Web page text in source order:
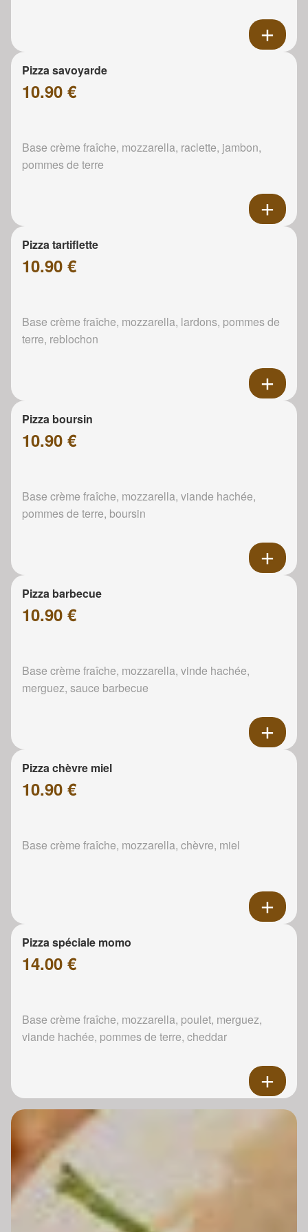
Pizza savoyarde
10.90 €
Base crème fraîche, mozzarella, raclette, jambon,
pommes de terre
Pizza tartiflette
10.90 €
Base crème fraîche, mozzarella, lardons, pommes de
terre, reblochon
Pizza boursin
10.90 €
Base crème fraîche, mozzarella, viande hachée,
pommes de terre, boursin
Pizza barbecue
10.90 €
Base crème fraîche, mozzarella, vinde hachée,
merguez, sauce barbecue
Pizza chèvre miel
10.90 €
Base crème fraîche, mozzarella, chèvre, miel
Pizza spéciale momo
14.00 €
Base crème fraîche, mozzarella, poulet, merguez,
viande hachée, pommes de terre, cheddar